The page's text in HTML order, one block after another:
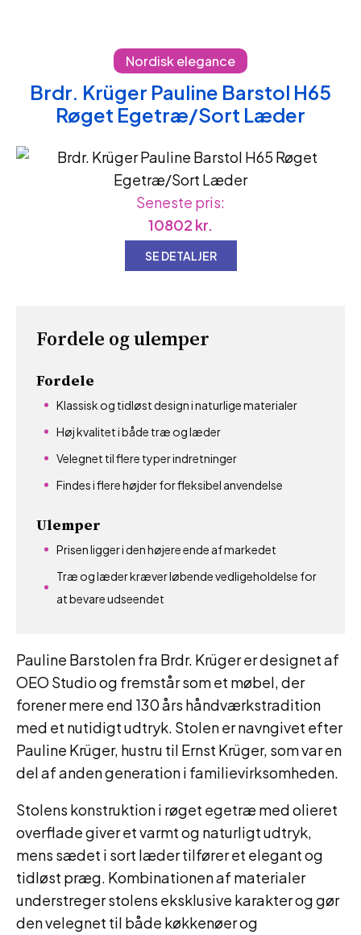
Nordisk elegance
Brdr. Krüger Pauline Barstol H65
Røget Egetræ/Sort Læder
Pauline Barstolen fra Brdr. Krüger er designet af
OEO Studio og fremstår som et møbel, der
forener mere end 130 års håndværkstradition
med et nutidigt udtryk. Stolen er navngivet efter
Pauline Krüger, hustru til Ernst Krüger, som var en
del af anden generation i familievirksomheden.
Stolens konstruktion i røget egetræ med olieret
overflade giver et varmt og naturligt udtryk,
mens sædet i sort læder tilfører et elegant og
tidløst præg. Kombinationen af materialer
understreger stolens eksklusive karakter og gør
den velegnet til både køkkenøer og
Fordele og ulemper
Fordele
Klassisk og tidløst design i naturlige materialer
Høj kvalitet i både træ og læder
Velegnet til flere typer indretninger
Findes i flere højder for fleksibel anvendelse
Ulemper
Prisen ligger i den højere ende af markedet
Træ og læder kræver løbende vedligeholdelse for
at bevare udseendet
Seneste pris:
10802 kr.
SE DETALJER